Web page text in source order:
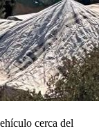
cerca del